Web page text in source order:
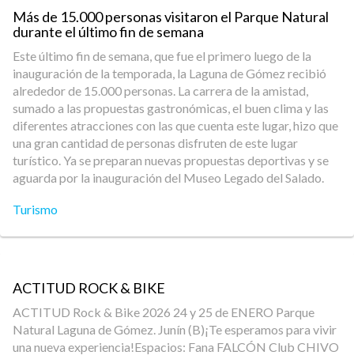
Más de 15.000 personas visitaron el Parque Natural
durante el último fin de semana
Este último fin de semana, que fue el primero luego de la
inauguración de la temporada, la Laguna de Gómez recibió
alrededor de 15.000 personas. La carrera de la amistad,
sumado a las propuestas gastronómicas, el buen clima y las
diferentes atracciones con las que cuenta este lugar, hizo que
una gran cantidad de personas disfruten de este lugar
turístico. Ya se preparan nuevas propuestas deportivas y se
aguarda por la inauguración del Museo Legado del Salado.
Turismo
ACTITUD ROCK & BIKE
ACTITUD Rock & Bike 2026 24 y 25 de ENERO Parque
Natural Laguna de Gómez. Junín (B)¡Te esperamos para vivir
una nueva experiencia​!Espacios: Fana FALCÓN Club CHIVO